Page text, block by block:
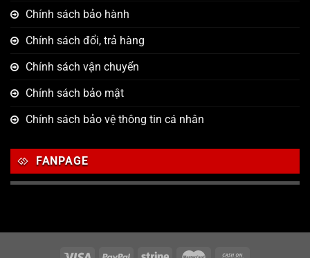
Chính sách bảo hành
Chính sách đổi, trả hàng
Chính sách vận chuyển
Chính sách bảo mật
Chính sách bảo vệ thông tin cá nhân
FANPAGE